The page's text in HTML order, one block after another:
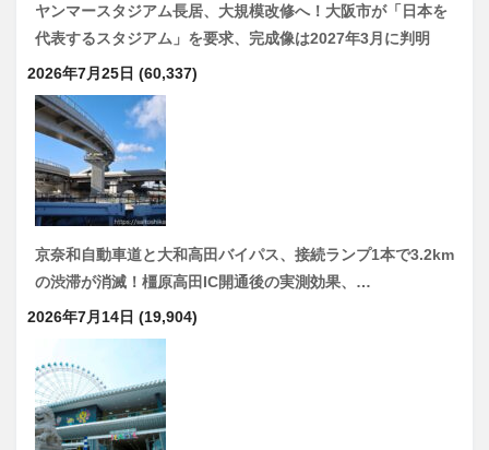
ヤンマースタジアム長居、大規模改修へ！大阪市が「日本を
代表するスタジアム」を要求、完成像は2027年3月に判明
2026年7月25日 (60,337)
京奈和自動車道と大和高田バイパス、接続ランプ1本で3.2km
の渋滞が消滅！橿原高田IC開通後の実測効果、…
2026年7月14日 (19,904)